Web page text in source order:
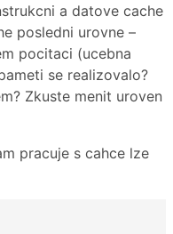
a datove cache
posledni urovne –
pocitaci (ucebna
se realizovalo?
Zkuste menit uroven
pracuje s cahce lze